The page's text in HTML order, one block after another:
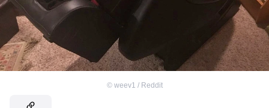
© weev1 / Reddit